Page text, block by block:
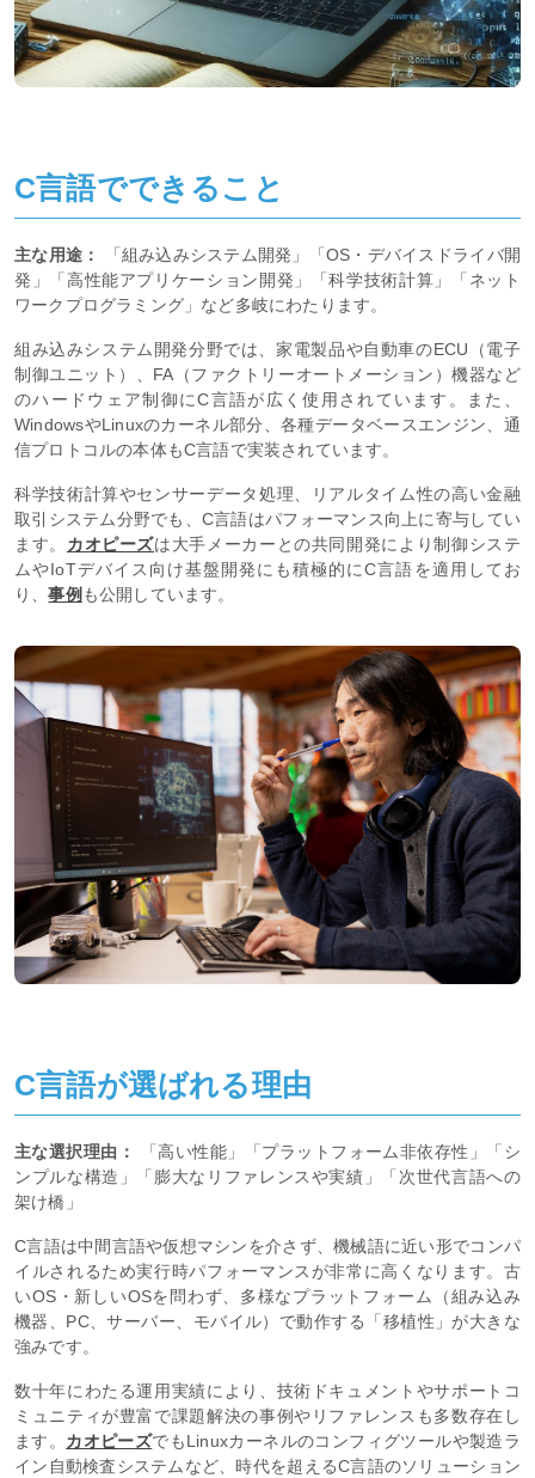
C言語でできること
主な用途：
「組み込みシステム開発」「OS・デバイスドライバ開
発」「高性能アプリケーション開発」「科学技術計算」「ネット
ワークプログラミング」など多岐にわたります。
組み込みシステム開発分野では、家電製品や自動車のECU（電子
制御ユニット）、FA（ファクトリーオートメーション）機器など
のハードウェア制御にC言語が広く使用されています。また、
WindowsやLinuxのカーネル部分、各種データベースエンジン、通
信プロトコルの本体もC言語で実装されています。
科学技術計算やセンサーデータ処理、リアルタイム性の高い金融
取引システム分野でも、C言語はパフォーマンス向上に寄与してい
ます。 カオピーズは大手メーカーとの共同開発により制御システ
ムやIoTデバイス向け基盤開発にも積極的にC言語を適用してお
り、事例 も公開しています。
C言語が選ばれる理由
主な選択理由：
「高い性能」「プラットフォーム非依存性」「シ
ンプルな構造」「膨大なリファレンスや実績」「次世代言語への
架け橋」
C言語は中間言語や仮想マシンを介さず、機械語に近い形でコンパ
イルされるため実行時パフォーマンスが非常に高くなります。古
いOS・新しいOSを問わず、多様なプラットフォーム（組み込み
機器、PC、サーバー、モバイル）で動作する「移植性」が大きな
強みです。
数十年にわたる運用実績により、技術ドキュメントやサポートコ
ミュニティが豊富で課題解決の事例やリファレンスも多数存在し
ます。 カオピーズでもLinuxカーネルのコンフィグツールや製造ラ
イン自動検査システムなど、時代を超えるC言語のソリューション